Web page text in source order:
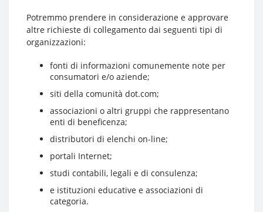
Potremmo prendere in considerazione e approvare
altre richieste di collegamento dai seguenti tipi di
organizzazioni:
fonti di informazioni comunemente note per
consumatori e/o aziende;
siti della comunità dot.com;
associazioni o altri gruppi che rappresentano
enti di beneficenza;
distributori di elenchi on-line;
portali Internet;
studi contabili, legali e di consulenza;
e istituzioni educative e associazioni di
categoria.